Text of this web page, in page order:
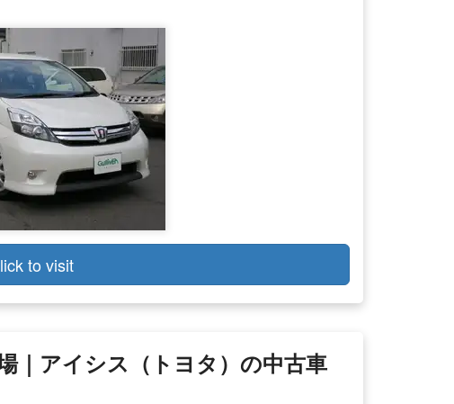
to visit
｜アイシス（トヨタ）の中古車